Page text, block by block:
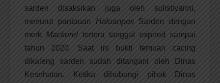
sarden disaksikan juga oleh sulistiyarini,
menurut pantauan Haluanpos Sarden dengan
merk Mackerel tertera tanggal expired sampai
tahun 2020. Saat ini bukti temuan cacing
dikaleng sarden sudah ditangani oleh Dinas
Kesehatan. Ketika dihubungi pihak Dinas